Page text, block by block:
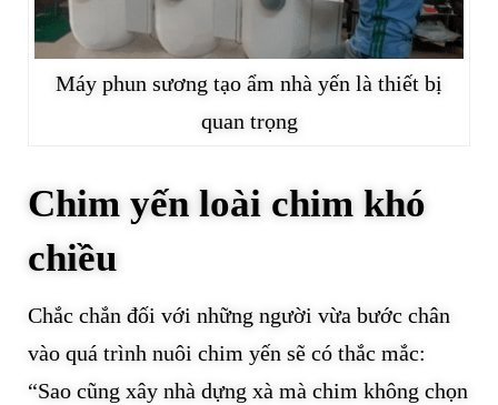
Máy phun sương tạo ẩm nhà yến là thiết bị
quan trọng
Chim yến loài chim khó
chiều
Chắc chắn đối với những người vừa bước chân
vào quá trình nuôi chim yến sẽ có thắc mắc:
“Sao cũng xây nhà dựng xà mà chim không chọn